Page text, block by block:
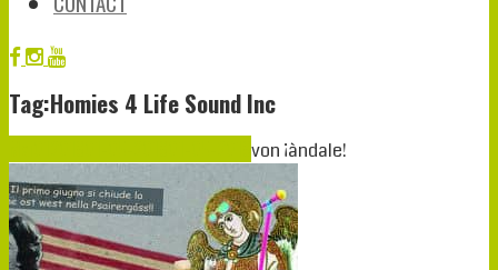
Tag:Homies 4 Life Sound Inc
von ¡àndale!